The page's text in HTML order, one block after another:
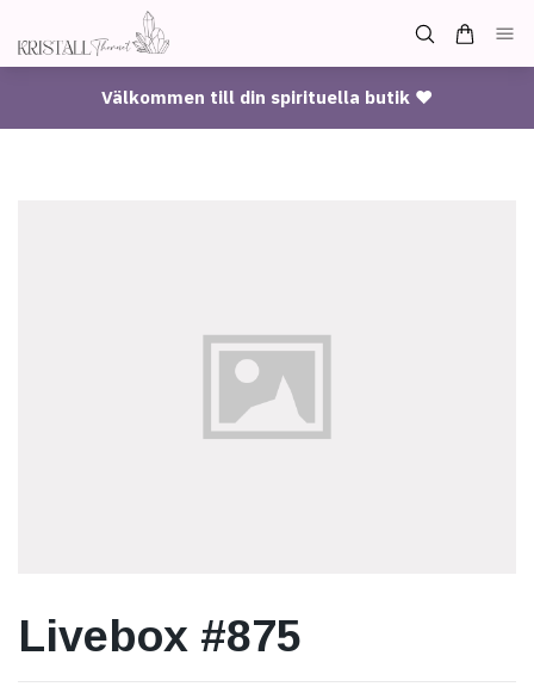
Välkommen till din spirituella butik ♥
Livebox #875